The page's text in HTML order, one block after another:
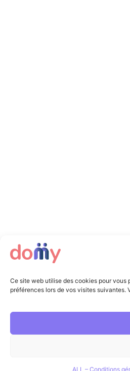
Ce site web utilise des cookies pour
préférences lors de vos visites
ALL – Conditions